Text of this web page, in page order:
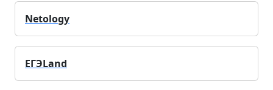
Netology
ЕГЭLand